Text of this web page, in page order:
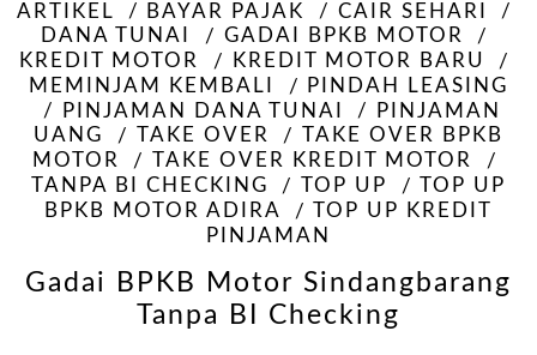
ARTIKEL
BAYAR PAJAK
CAIR SEHARI
DANA TUNAI
GADAI BPKB MOTOR
KREDIT MOTOR
KREDIT MOTOR BARU
MEMINJAM KEMBALI
PINDAH LEASING
PINJAMAN DANA TUNAI
PINJAMAN
UANG
TAKE OVER
TAKE OVER BPKB
MOTOR
TAKE OVER KREDIT MOTOR
TANPA BI CHECKING
TOP UP
TOP UP
BPKB MOTOR ADIRA
TOP UP KREDIT
PINJAMAN
Gadai BPKB Motor Sindangbarang
Tanpa BI Checking